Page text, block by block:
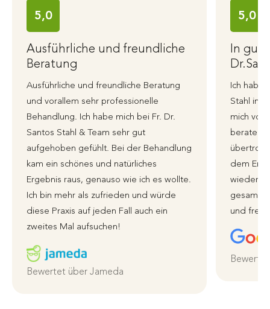
5,0
Ausführliche und freundliche
Beratung
Ausführliche und freundliche Beratung
und vorallem sehr professionelle
Behandlung. Ich habe mich bei Fr. Dr.
Santos Stahl & Team sehr gut
aufgehoben gefühlt. Bei der Behandlung
kam ein schönes und natürliches
Ergebnis raus, genauso wie ich es wollte.
Ich bin mehr als zufrieden und würde
diese Praxis auf jeden Fall auch ein
zweites Mal aufsuchen!
Bewertet über Jameda
5,0
In
Ich habe
Stahl in
mich von
beraten
dem
wieder
gesamte
und